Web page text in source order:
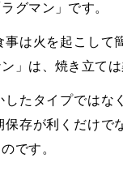
グマン」です。
は火を起こして
」は、焼き立て
たタイプではな
存が利くだけで
です。